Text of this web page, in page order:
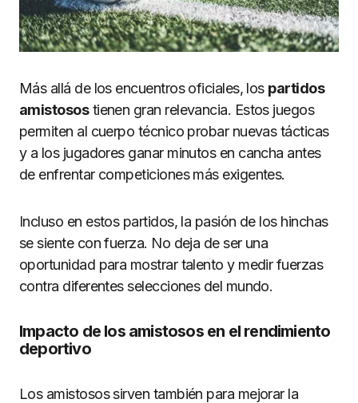
Más allá de los encuentros oficiales, los partidos
amistosostienen gran relevancia. Estos juegos
permiten al cuerpo técnico probar nuevas tácticas
y a los jugadores ganar minutos en cancha antes
de enfrentar competiciones más exigentes.
Incluso en estos partidos, la pasión de los hinchas
se siente con fuerza. No deja de ser una
oportunidad para mostrar talento y medir fuerzas
contra diferentes selecciones del mundo.
Impacto de los amistosos en el rendimiento
deportivo
Los amistosos sirven también para mejorar la